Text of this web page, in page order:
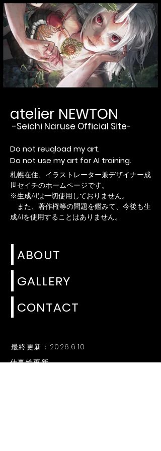
atelier NEWTON
-Seichi Naruse Official Site-
Do not reuqload my art.
​Do not use my art for AI training.
札幌在住、イラストレーター兼デザイナー成
世セイチのホームページです。
※生成AIは一切使用しておりません。
​ また、著作権等の問題を鑑みて、今後も生
成AIを使用することはありません。
ABOUT
GALLERY
CONTACT
最終更新：2026.6.10
仕事絵更新